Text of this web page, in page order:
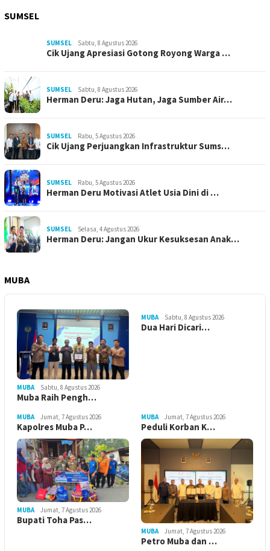
SUMSEL
SUMSEL Sabtu, 8 Agustus 2026
Cik Ujang Apresiasi Gotong Royong Warga …
SUMSEL Sabtu, 8 Agustus 2026
Herman Deru: Jaga Hutan, Jaga Sumber Air…
SUMSEL Rabu, 5 Agustus 2026
Cik Ujang Perjuangkan Infrastruktur Sums…
SUMSEL Rabu, 5 Agustus 2026
Herman Deru Motivasi Atlet Usia Dini di …
SUMSEL Selasa, 4 Agustus 2026
Herman Deru: Jangan Ukur Kesuksesan Anak…
MUBA
MUBA Sabtu, 8 Agustus 2026
Muba Raih Pengh…
MUBA Sabtu, 8 Agustus 2026
Dua Hari Dicari…
MUBA Jumat, 7 Agustus 2026
Kapolres Muba P…
MUBA Jumat, 7 Agustus 2026
Peduli Korban K…
MUBA Jumat, 7 Agustus 2026
Bupati Toha Pas…
MUBA Jumat, 7 Agustus 2026
Petro Muba dan …